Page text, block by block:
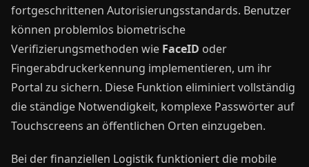
fortgeschrittenen Autorisierungsstandards. Benutzer
können problemlos biometrische
Verifizierungsmethoden wie FaceID oder
Fingerabdruckerkennung implementieren, um ihr
Portal zu sichern. Diese Funktion eliminiert vollständig
die ständige Notwendigkeit, komplexe Passwörter auf
Touchscreens an öffentlichen Orten einzugeben.
Bei der finanziellen Logistik funktioniert die mobile